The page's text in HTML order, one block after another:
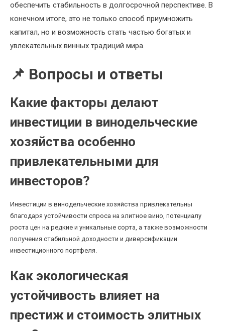
обеспечить стабильность в долгосрочной перспективе. В
конечном итоге, это не только способ приумножить
капитал, но и возможность стать частью богатых и
увлекательных винных традиций мира.
📌 Вопросы и ответы
Какие факторы делают
инвестиции в винодельческие
хозяйства особенно
привлекательными для
инвесторов?
Инвестиции в винодельческие хозяйства привлекательны
благодаря устойчивости спроса на элитное вино, потенциалу
роста цен на редкие и уникальные сорта, а также возможности
получения стабильной доходности и диверсификации
инвестиционного портфеля.
Как экологическая
устойчивость влияет на
престиж и стоимость элитных